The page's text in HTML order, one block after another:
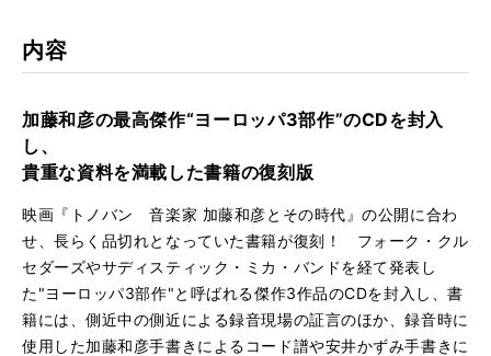
内容
加藤和彦の最高傑作“ヨーロッパ3部作”のCDを封入
し、
貴重な資料を満載した書籍の復刻版
映画『トノバン 音楽家 加藤和彦とその時代』の公開に合わ
せ、長らく品切れとなっていた書籍が復刻！ フォーク・クル
セダーズやサディスティック・ミカ・バンドを経て発表し
た"ヨーロッパ3部作"と呼ばれる傑作3作品のCDを封入し、書
籍には、側近中の側近による録音現場の証言のほか、録音時に
使用した加藤和彦手書きによるコード譜や安井かずみ手書きに